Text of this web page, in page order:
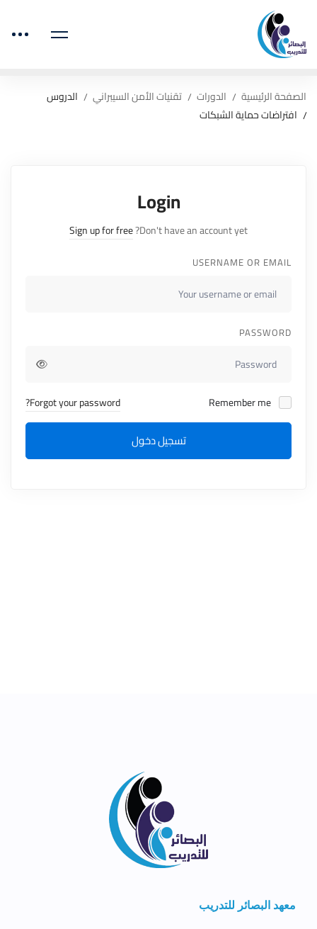
الصفحة الرئيسية الدورات تقنيات الأمن السيبراني
الدروس
افتراضات حماية الشبكات
Login
Don't have an account yet?
Sign up for free
USERNAME OR EMAIL
PASSWORD
Forgot your password?
تسجيل دخول
معهد البصائر للتدريب